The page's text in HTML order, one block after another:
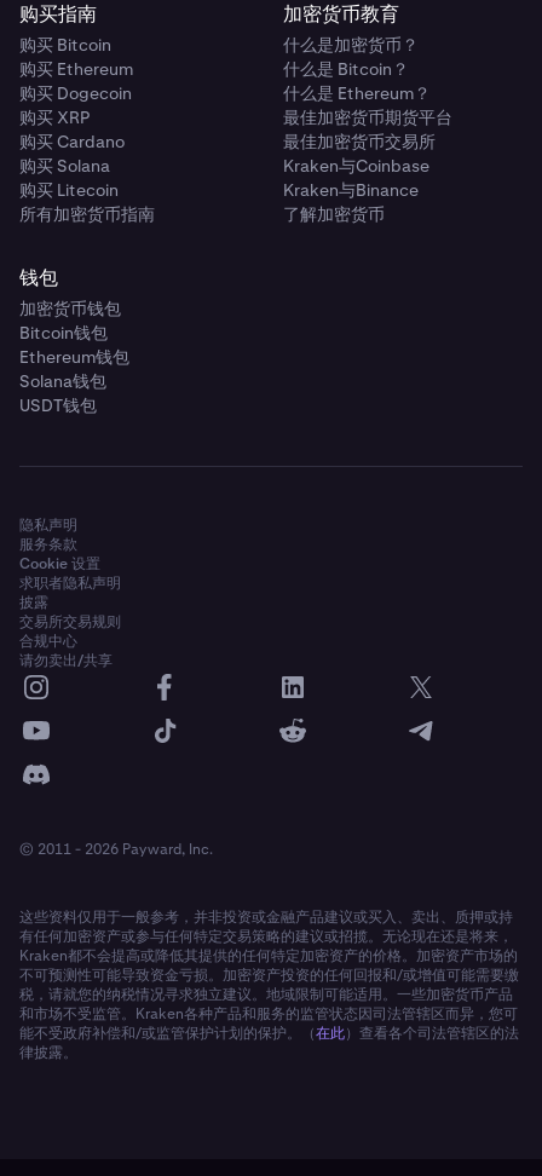
购买指南
购买 Bitcoin
购买 Ethereum
购买 Dogecoin
购买 XRP
购买 Cardano
购买 Solana
购买 Litecoin
所有加密货币指南
加密货币教育
什么是加密货币？
什么是 Bitcoin？
什么是 Ethereum？
最佳加密货币期货平台
最佳加密货币交易所
Kraken与Coinbase
Kraken与Binance
了解加密货币
钱包
加密货币钱包
Bitcoin钱包
Ethereum钱包
Solana钱包
USDT钱包
隐私声明
服务条款
Cookie 设置
求职者隐私声明
披露
交易所交易规则
合规中心
请勿卖出/共享
© 2011 - 2026 Payward, Inc.
这些资料仅用于一般参考，并非投资或金融产品建议或买入、卖出、质押或持
有任何加密资产或参与任何特定交易策略的建议或招揽。无论现在还是将来，
Kraken都不会提高或降低其提供的任何特定加密资产的价格。加密资产市场的
不可预测性可能导致资金亏损。加密资产投资的任何回报和/或增值可能需要缴
税，请就您的纳税情况寻求独立建议。地域限制可能适用。一些加密货币产品
和市场不受监管。Kraken各种产品和服务的监管状态因司法管辖区而异，您可
能不受政府补偿和/或监管保护计划的保护。（在此）查看各个司法管辖区的法
律披露。